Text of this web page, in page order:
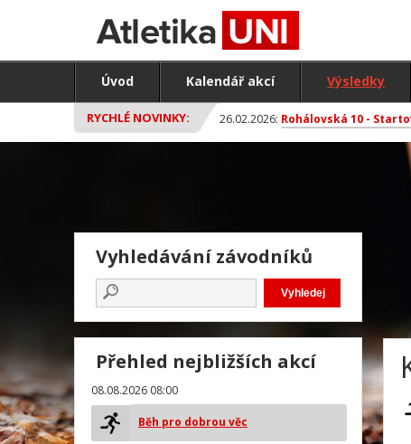
Úvod Kalendář akcí Výsledky
RYCHLÉ NOVINKY: 26.02.2026: Rohálovská 10 -
Vyhledávání závodníků
Přehled nejbližších akcí
08.08.2026 08:00
Běh pro dobrou věc